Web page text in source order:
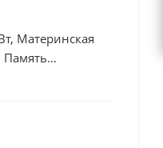
Материнская
Память